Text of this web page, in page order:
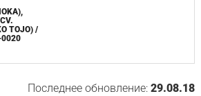
TOJO) /
0020
Последнее обновление:29.08.18